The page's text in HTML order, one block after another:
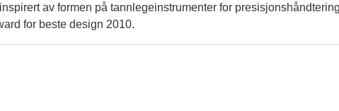
av formen på tannlegeinstrumenter for
for beste design 2010.